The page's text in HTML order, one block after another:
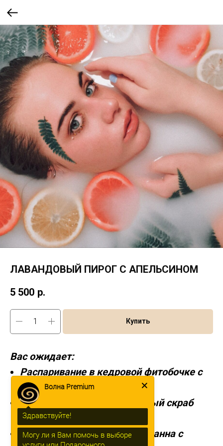
ЛАВАНДОВЫЙ ПИРОГ С АПЕЛЬСИНОМ
5 500 р.
Купить
Вас ожидает:
Распаривание в кедровой фитобочке с
травяным паром.
Очищение всего тела, нежный скраб
«Лаванда»
Расслабляющая молочная ванна с
Волна Premium
Здравствуйте!
Могу ли я Вам помочь в выборе